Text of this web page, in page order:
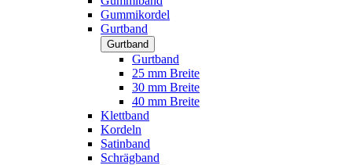
Gummikordel
Gurtband
Gurtband
Gurtband
25 mm Breite
30 mm Breite
40 mm Breite
Klettband
Kordeln
Satinband
Schrägband